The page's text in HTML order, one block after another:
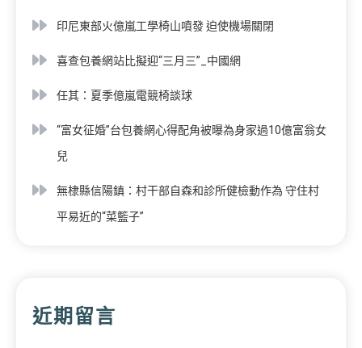
印尼東部火億嵐工學椅山噴發 迫使機場關閉
喜查包養網站比擬迎“三月三”_中國網
任其：夏季億嵐電競椅談球
“富女征婚”台包養網心得配角被曝為身家過10億富翁女
兒
無棣縣信陽鎮：村干部自森和診所健檢動作為 守住村
平易近的“菜籃子”
近期留言